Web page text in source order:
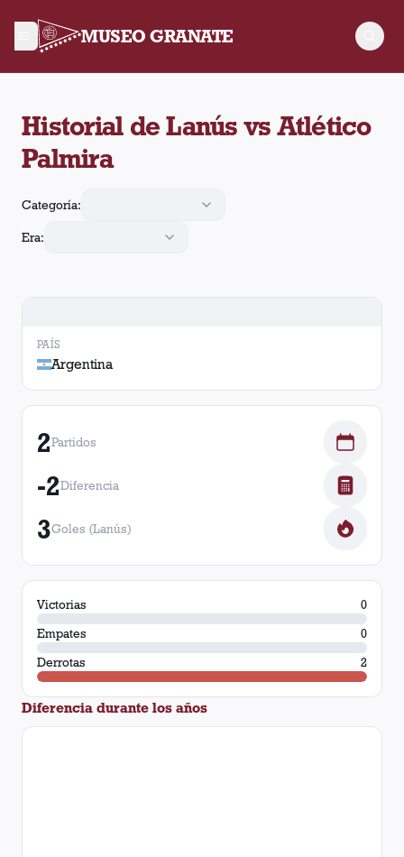
MUSEO GRANATE
Historial de Lanús vs Atlético
Palmira
Categoría:
Era:
PAÍS
Argentina
2Partidos
-2Diferencia
3Goles (Lanús)
Victorias
0
Empates
0
Derrotas
2
Diferencia durante los años